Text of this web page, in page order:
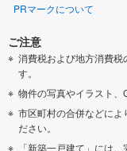
PRマークについて
ご注意
消費税および地方消費税
す。
物件の写真やイラスト、
市区町村の合併などによ
ださい。
「新築一戸建て」には